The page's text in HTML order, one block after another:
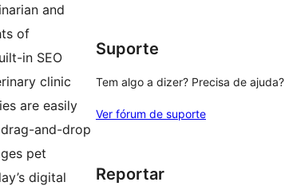
and
of
in SEO
clinic
are easily
and-drop
pet
digital
Suporte
Tem algo a dizer? Precisa de ajuda?
Ver fórum de suporte
Reportar